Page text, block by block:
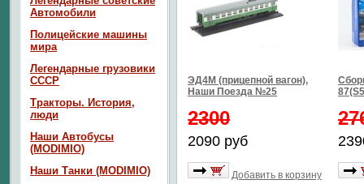
ЭД4М (прицепной вагон),
Наши Поезда №25
2300
2090 руб
Добавить в корзину
Автомобили
Полицейские машины
мира
Легендарные грузовики
СССР
Тракторы. История,
люди
Наши Автобусы
(MODIMIO)
Наши Танки (MODIMIO)